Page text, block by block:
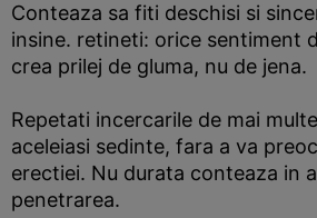
Conteaza sa fiti deschisi si
insine. retineti: orice sentiment
crea prilej de gluma, nu de jena.
Repetati incercarile de mai
aceleiasi sedinte, fara a va
erectiei. Nu durata conteaza in
penetrarea.